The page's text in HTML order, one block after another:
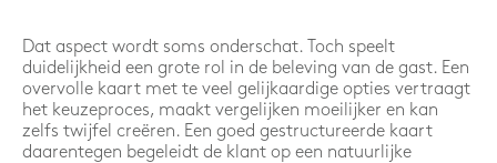
Dat aspect wordt soms onderschat. Toch speelt
duidelijkheid een grote rol in de beleving van de gast. Een
overvolle kaart met te veel gelijkaardige opties vertraagt
het keuzeproces, maakt vergelijken moeilijker en kan
zelfs twijfel creëren. Een goed gestructureerde kaart
daarentegen begeleidt de klant op een natuurlijke